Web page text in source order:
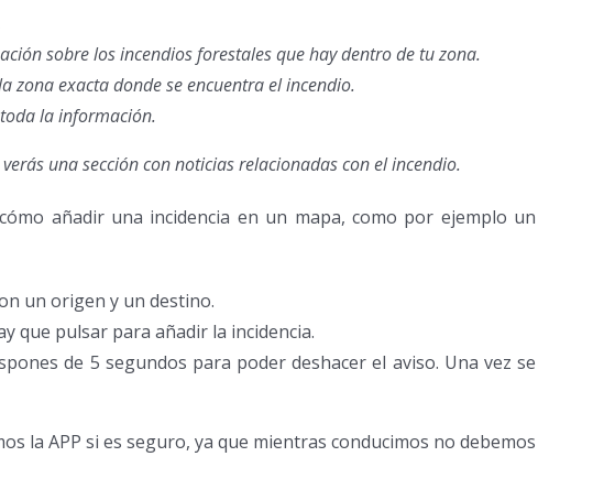
sobre los incendios forestales que hay dentro de tu zona.
zona exacta donde se encuentra el incendio.
la información.
una sección con noticias relacionadas con el incendio.
añadir una incidencia en un mapa, como por ejemplo un
un origen y un destino.
que pulsar para añadir la incidencia.
de 5 segundos para poder deshacer el aviso. Una vez se
la APP si es seguro, ya que mientras conducimos no debemos